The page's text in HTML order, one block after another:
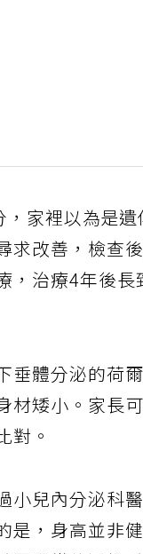
家裡以為是
求改善，檢查
治療4年後長
垂體分泌的荷
材矮小。家長
對。
小兒內分泌科
是，身高並非